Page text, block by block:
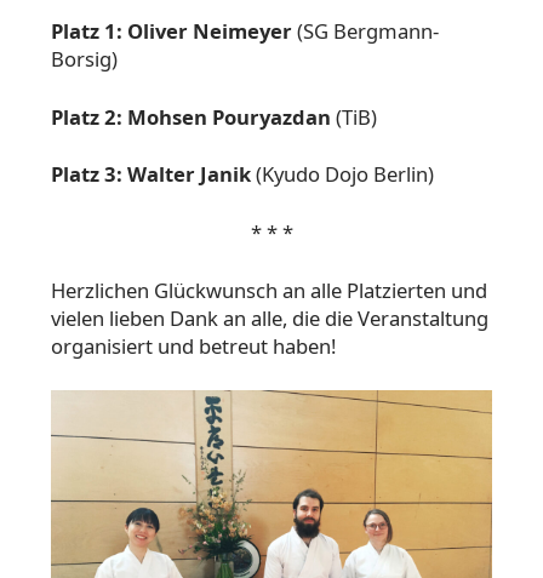
Platz 1: Oliver Neimeyer(SG Bergmann-
Borsig)
Platz 2: Mohsen Pouryazdan (TiB)
Platz 3: Walter Janik(Kyudo Dojo Berlin)
* * *
Herzlichen Glückwunsch an alle Platzierten und
vielen lieben Dank an alle, die die Veranstaltung
organisiert und betreut haben!